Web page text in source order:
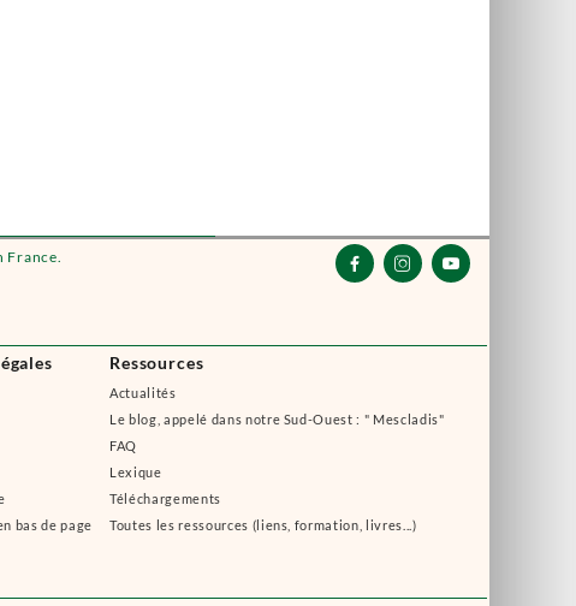
France.
bas de page
Ressources
Actualités
Le blog, appelé dans notre Sud-Ouest : " Mescladis"
FAQ
Lexique
Téléchargements
Toutes les ressources (liens, formation, livres...)
  